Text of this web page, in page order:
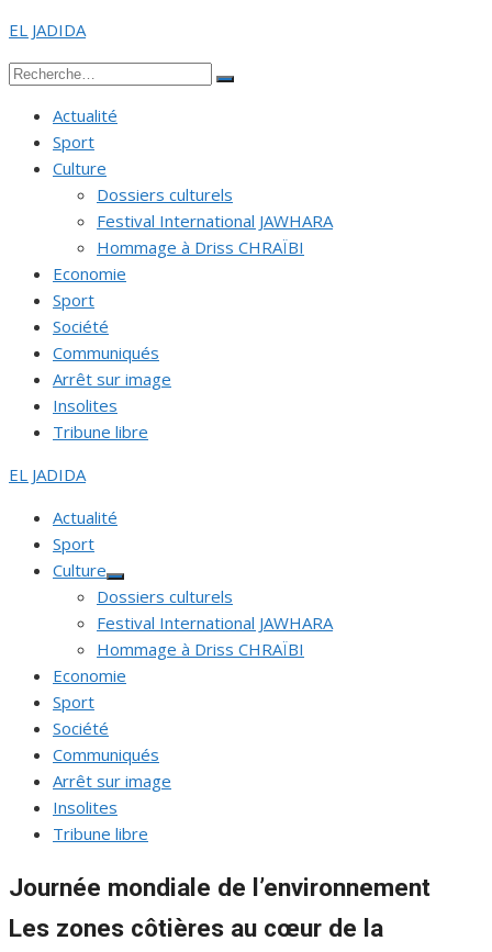
Aller
contenu
EL JADIDA
Recherche
Rechercher
Actualité
Sport
Culture
Dossiers culturels
Festival International JAWHARA
Hommage à Driss CHRAÏBI
Economie
Sport
Société
Communiqués
Arrêt sur image
Insolites
Tribune libre
EL JADIDA
Actualité
Sport
Culture
Afficher
le
sous-
menu
Dossiers culturels
Festival International JAWHARA
Hommage à Driss CHRAÏBI
Economie
Sport
Société
Communiqués
Arrêt sur image
Insolites
Tribune libre
Journée mondiale de l’environnement
Les zones côtières au cœur de la